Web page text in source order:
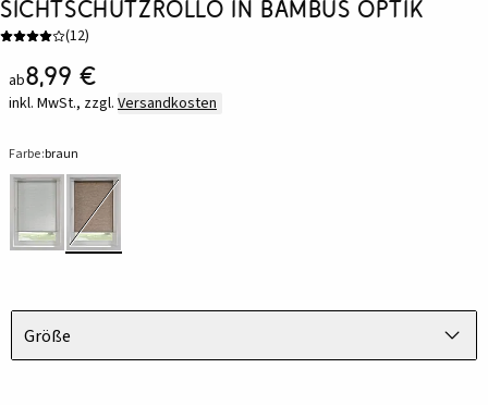
Sichtschutzrollo in Bambus Optik
(12)
ab8,99 €
inkl. MwSt., zzgl. Versandkosten
Farbe:braun
Größe